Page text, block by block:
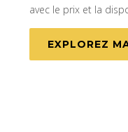
avec le prix et la
EXPLOREZ